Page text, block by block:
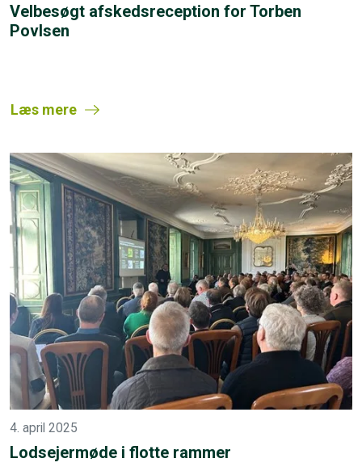
Velbesøgt afskedsreception for Torben
Povlsen
Læs mere
4. april 2025
Lodsejermøde i flotte rammer